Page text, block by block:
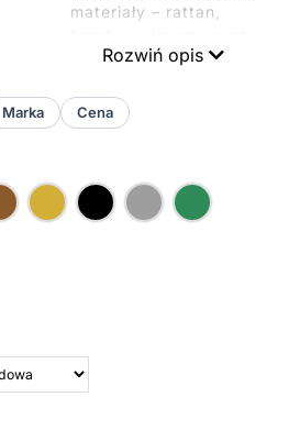
materiały – rattan,
sznurek. Oświtelenie
sprawdzi się do
wnętrz w stylu
Nasze kinkiety
przedpokoju.
Współpracują ze
standardowymi
Rozwiń opis
Marka Cena